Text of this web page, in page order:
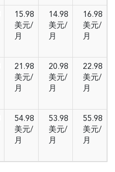
15.98
美元/
月
14.98
美元/
月
16.98
美元/
月
21.98
美元/
月
20.98
美元/
月
22.98
美元/
月
54.98
美元/
月
53.98
美元/
月
55.98
美元/
月